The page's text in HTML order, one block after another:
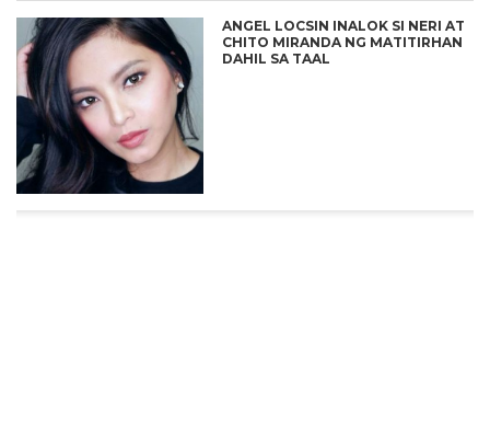
ANGEL LOCSIN INALOK SI NERI AT
CHITO MIRANDA NG MATITIRHAN
DAHIL SA TAAL